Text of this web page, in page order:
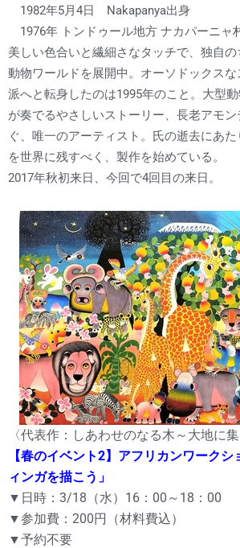
1982年5月4日 Nakapanya出身
1976年 トンドゥール地方 ナカパーニャ
美しい色合いと繊細さなタッチで、独自
動物ワールドを展開中。オーソドックス
派へと転身したのは1995年のこと。大型
が奏でるやさしいストーリー、長老アモ
ぐ、唯一のアーティスト。氏の逝去にあ
を世界に残すべく、製作を始めている。
2017年秋初来日、今回で4回目の来日。
〈代表作：しあわせのなる木～大地に
【春のイベント2】アフリカンワーク
ィンガを描こう」
▼日時：3/18（水）16：00～18：00
▼参加費：200円（材料費込）
▼予約不要